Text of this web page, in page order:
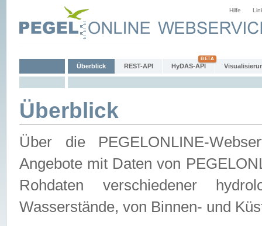
Hilfe
Überblick REST-API HyDAS-API
Überblick
Über die PEGELONLINE-
Angebote mit Daten von
Rohdaten verschiedener
Wasserstände, von Binnen- und